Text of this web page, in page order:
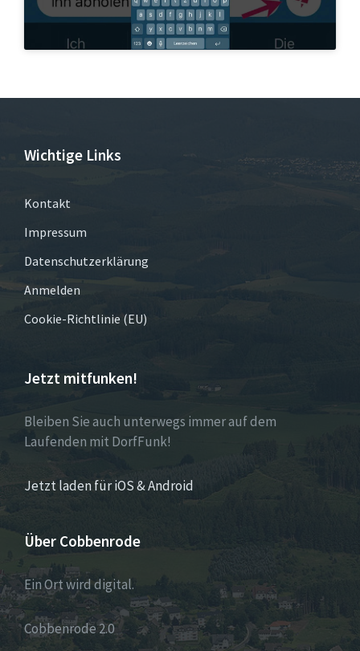
Wichtige Links
Kontakt
Impressum
Datenschutzerklärung
Anmelden
Cookie-Richtlinie (EU)
Jetzt mitfunken!
Bleiben Sie auch unterwegs immer auf dem
Laufenden mit DorfFunk!
Jetzt laden für iOS & Android
Über Cobbenrode
Ein Ort wird digital.
Cobbenrode 2.0